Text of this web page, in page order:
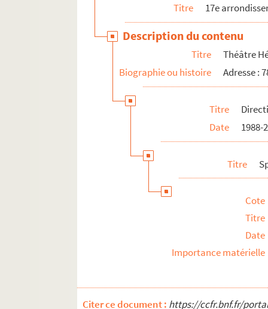
18e arrondissement
19e arrondissement
20e arrondissement
Titre 17e
Description du contenu
Titre
Théâtre
Biographie ou histoire
Adresse :
Titre
Date
1988-
Titre
Cote
Titre
Date
Importance matérielle
Citer ce document : https://ccfr.bnf.fr/